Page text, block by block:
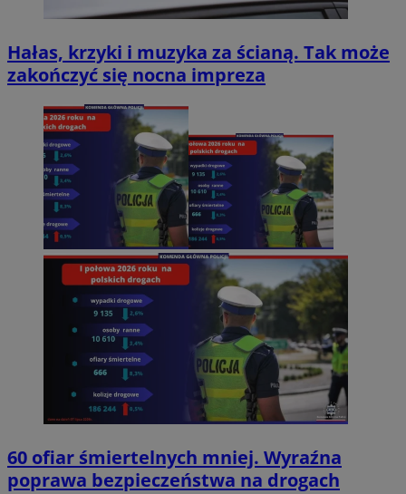
Hałas, krzyki i muzyka za ścianą. Tak może
zakończyć się nocna impreza
60 ofiar śmiertelnych mniej. Wyraźna
poprawa bezpieczeństwa na drogach